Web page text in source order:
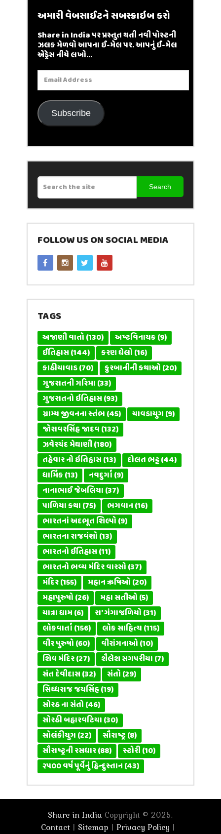
અમારી વેબસાઈટને સબસ્ક્રાઇબ કરો
Share in India પર પ્રસ્તુત થતી નવી પોસ્ટની
ઝલક મેળવો આપના ઈ-મેલ પર. આપનું ઈ-મેલ
એડ્રેસ નીચે લખો...
Email
Address
Subscribe
Search
FOLLOW US ON SOCIAL MEDIA
TAGS
અજાણી વાતો(130) અષ્ટવિનાયક(9)
ઈતિહાસ(144) કરણ ઘેલો(16)
કાઠીયાવાડ(70) કુરબાનીની કથાઓ(20)
ગુજરાતની ગરિમા(33)
ગુજરાતનો ઇતિહાસ(93)
ગ્રામ્ય જીવનના સ્તંભ(45) ચાવડાયુગ(9)
જોરાવરસિંહ જાદવ(132)
ઝવેરચંદ મેઘાણી(180)
તહેવાર નો ઇતિહાસ(13) દોલત ભટ્ટ(44)
ધાર્મિક(13) નવદુર્ગા(9)
નાનાભાઈ જેબલિયા(37)
પાળિયા કથા(75) ભગવાન(16)
ભારતનાં અદભૂત શિલ્પો(9)
ભારતના રાજવંશો(13)
ભારતનો ઈતિહાસ(11)
ભારતનો ભવ્ય મંદિર વારસો(37)
મંદિર(155) મહાન ઋષિઓ(20)
મહાપુરુષો(26) મહા સતીઓ(5)
યાત્રા ધામ(6) રા' ગંગાજળિયો(31)
લોકવાર્તા(156) લોક સાહિત્ય(115)
વીર પુરુષો(60) વીરાંગનાઓ(10)
શિવ મંદિર(27) શૈલેશ સગપરીયા(7)
સંત દેવીદાસ(32) સંતો(29)
સિધ્ધરાજ જયસિંહ(19)
સોરઠ ના સંતો(46)
સોરઠી બહારવટિયા(30)
સોલંકીયુગ(22) સૌરાષ્ટ્ર(8)
સૌરાષ્ટ્રની રસધાર(88) સ્ટોરી(10)
૨૫૦૦ વર્ષ પૂર્વેનું હિન્દુસ્તાન(43)
Share in India Copyright © 2025.
Contact| Sitemap | Privacy Policy |